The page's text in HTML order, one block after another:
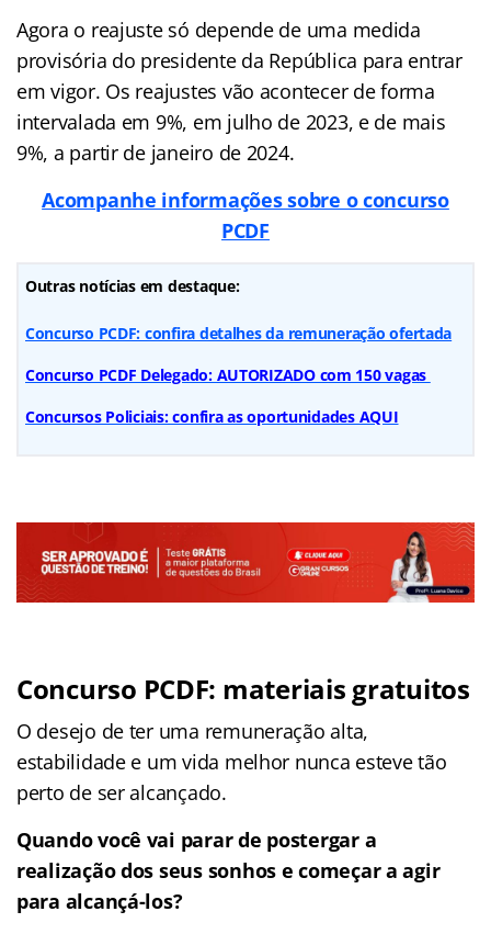
Agora o reajuste só depende de uma medida
provisória do presidente da República para entrar
em vigor. Os reajustes vão acontecer de forma
intervalada em 9%, em julho de 2023, e de mais
9%, a partir de janeiro de 2024.
Acompanhe informações sobre o concurso
PCDF
Outras notícias em destaque:
Concurso PCDF: confira detalhes da remuneração ofertada
Concurso PCDF Delegado: AUTORIZADO com 150 vagas
Concursos Policiais: confira as oportunidades AQUI
Concurso PCDF: materiais gratuitos
O desejo de ter uma remuneração alta,
estabilidade e um vida melhor nunca esteve tão
perto de ser alcançado.
Quando você vai parar de postergar a
realização dos seus sonhos e começar a agir
para alcançá-los?